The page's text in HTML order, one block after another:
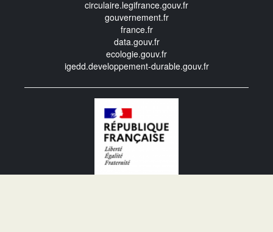
circulaire.legifrance.gouv.fr
gouvernement.fr
france.fr
data.gouv.fr
ecologie.gouv.fr
igedd.developpement-durable.gouv.fr